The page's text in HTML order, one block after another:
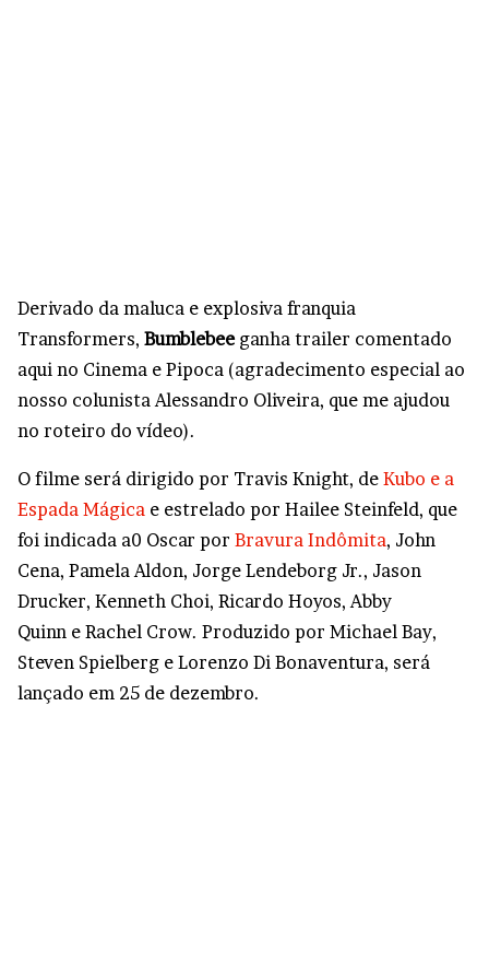
Derivado da maluca e explosiva franquia
Transformers, Bumblebeeganha trailer comentado
aqui no Cinema e Pipoca (agradecimento especial ao
nosso colunista Alessandro Oliveira, que me ajudou
no roteiro do vídeo).
O filme será dirigido por Travis Knight, de Kubo e a
Espada Mágica e estrelado por Hailee Steinfeld, que
foi indicada a0 Oscar por Bravura Indômita, John
Cena, Pamela Aldon, Jorge Lendeborg Jr., Jason
Drucker, Kenneth Choi, Ricardo Hoyos, Abby
Quinn e Rachel Crow. Produzido por Michael Bay,
Steven Spielberg e Lorenzo Di Bonaventura, será
lançado em 25 de dezembro.